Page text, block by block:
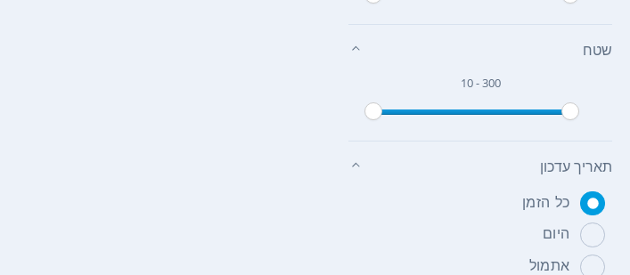
שטח
10 - 300
תאריך עדכון
כל הזמן
היום
אתמול